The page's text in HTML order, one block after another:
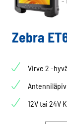
Zebra
Virve 2 -
12V tai 24V